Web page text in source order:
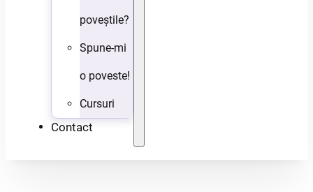
poveștile?
Spune-mi
o poveste!
Cursuri
Contact